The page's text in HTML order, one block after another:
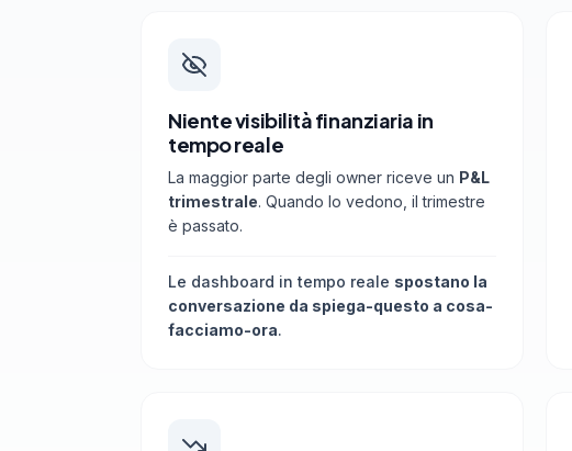
Niente visibilità finanziaria in
tempo reale
La maggior parte degli owner riceve un P&L
trimestrale. Quando lo vedono, il trimestre
è passato.
Le dashboard in tempo reale spostano la
conversazione da spiega-questo a cosa-
facciamo-ora.